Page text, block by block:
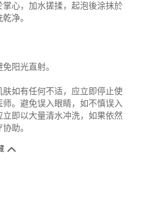
心，加水搓揉，起泡後涂抺於
净。
阳光直射。
如有任何不适，应立即停止使
。避免误入眼睛，如不慎误入
立即以大量清水冲洗，如果依然
助。